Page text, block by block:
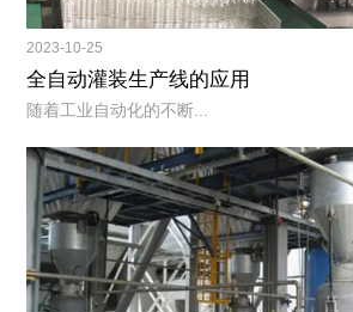
2023-10-25
全自动灌装生产线的应用
随着工业自动化的不断...